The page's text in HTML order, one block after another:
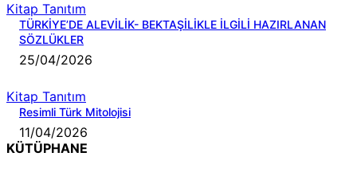
Kitap Tanıtım
TÜRKİYE’DE ALEVİLİK- BEKTAŞİLİKLE İLGİLİ HAZIRLANAN
SÖZLÜKLER
25/04/2026
Kitap Tanıtım
Resimli Türk Mitolojisi
11/04/2026
KÜTÜPHANE